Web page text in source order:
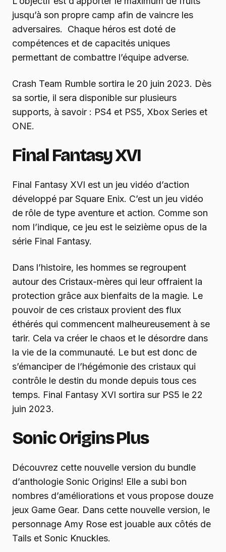
jusqu’à son propre camp afin de vaincre les
adversaires. Chaque héros est doté de
compétences et de capacités uniques
permettant de combattre l’équipe adverse.
Crash Team Rumble sortira le 20 juin 2023. Dès
sa sortie, il sera disponible sur plusieurs
supports, à savoir : PS4 et PS5, Xbox Series et
ONE.
Final Fantasy XVI
Final Fantasy XVI est un jeu vidéo d’action
développé par Square Enix. C’est un jeu vidéo
de rôle de type aventure et action. Comme son
nom l’indique, ce jeu est le seizième opus de la
série Final Fantasy.
Dans l’histoire, les hommes se regroupent
autour des Cristaux-mères qui leur offraient la
protection grâce aux bienfaits de la magie. Le
pouvoir de ces cristaux provient des flux
éthérés qui commencent malheureusement à se
tarir. Cela va créer le chaos et le désordre dans
la vie de la communauté. Le but est donc de
s’émanciper de l’hégémonie des cristaux qui
contrôle le destin du monde depuis tous ces
temps. Final Fantasy XVI sortira sur PS5 le 22
juin 2023.
Sonic Origins Plus
Découvrez cette nouvelle version du bundle
d’anthologie Sonic Origins! Elle a subi bon
nombres d’améliorations et vous propose douze
jeux Game Gear. Dans cette nouvelle version, le
personnage Amy Rose est jouable aux côtés de
Tails et Sonic Knuckles.